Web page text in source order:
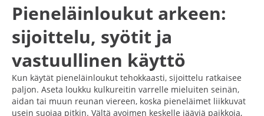
Pieneläinloukut arkeen:
sijoittelu, syötit ja
vastuullinen käyttö
Kun käytät pieneläinloukut tehokkaasti, sijoittelu ratkaisee
paljon. Aseta loukku kulkureitin varrelle mieluiten seinän,
aidan tai muun reunan viereen, koska pieneläimet liikkuvat
usein suojaa pitkin. Vältä avoimen keskelle jääviä paikkoja,